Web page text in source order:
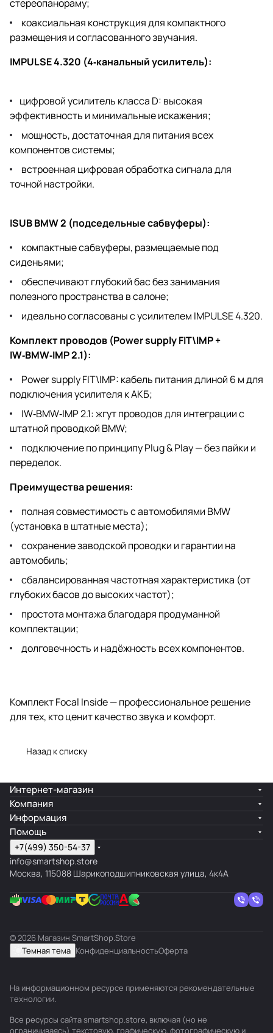
стереопанораму;
коаксиальная конструкция для компактного
размещения и согласованного звучания.
IMPULSE 4.320 (4‑канальный усилитель):
цифровой усилитель класса D: высокая
эффективность и минимальные искажения;
мощность, достаточная для питания всех
компонентов системы;
встроенная цифровая обработка сигнала для
точной настройки.
ISUB BMW 2 (подседельные сабвуферы):
компактные сабвуферы, размещаемые под
сиденьями;
обеспечивают глубокий бас без занимания
полезного пространства в салоне;
идеально согласованы с усилителем IMPULSE 4.320.
Комплект проводов (Power supply FIT\IMP +
IW‑BMW‑IMP 2.1):
Power supply FIT\IMP: кабель питания длиной 6 м для
подключения усилителя к АКБ;
IW‑BMW‑IMP 2.1: жгут проводов для интеграции с
штатной проводкой BMW;
подключение по принципу Plug & Play — без пайки и
переделок.
Преимущества решения:
полная совместимость с автомобилями BMW
(установка в штатные места);
сохранение заводской проводки и гарантии на
автомобиль;
сбалансированная частотная характеристика (от
глубоких басов до высоких частот);
простота монтажа благодаря продуманной
комплектации;
долговечность и надёжность всех компонентов.
Комплект Focal Inside — профессиональное решение
для тех, кто ценит качество звука и комфорт.
Назад к списку
Интернет-магазин
Компания
Информация
Помощь
+7(499) 350-54-37
info@smartshop.store
Москва, 115088 Шарикоподшипниковская улица, 4к4А
© 2026 Магазин SmartShop.Store
Темная тема КонфиденциальностьОферта
На информационном ресурсе применяются рекомендательные
технологии.
Все ресурсы сайта smartshop.store, включая (но не
ограничиваясь) текстовую, графическую, фотографическую и